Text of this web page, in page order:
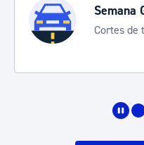
Semana
Cortes de